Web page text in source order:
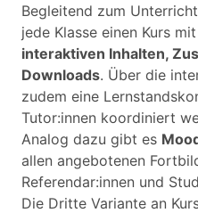
Begleitend zum
jede Klasse einen Kurs
interaktiven Inhalten,
Downloads. Über die
zudem eine
Tutor:innen koordiniert
Analog dazu gibt es
allen angebotenen
Referendar:innen und
Die Dritte Variante an